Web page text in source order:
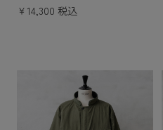
カー ライナー付き SYNTHETI
￥14,300 税込